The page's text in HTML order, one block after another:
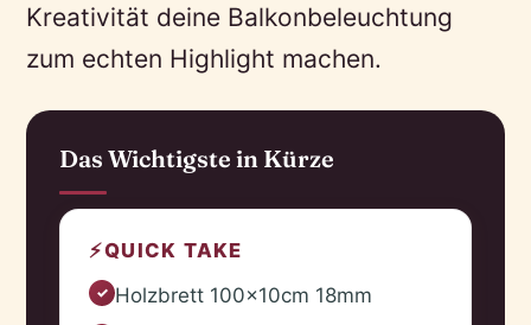
Kreativität deine Balkonbeleuchtung
zum echten Highlight machen.
Das Wichtigste in Kürze
⚡QUICK TAKE
✓ Holzbrett 100x10cm 18mm